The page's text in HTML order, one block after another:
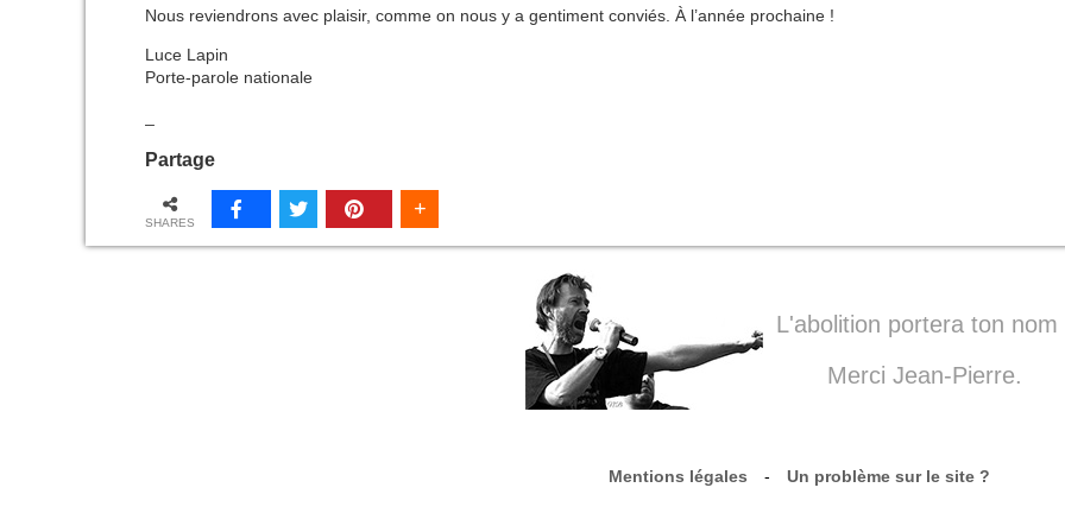
Nous reviendrons avec plaisir, comme on nous y a gentiment conviés. À l’année prochaine !
Luce Lapin
Porte-parole nationale
Partage
SHARES
L'abolition portera ton nom
Merci Jean-Pierre.
Mentions légales - Un problème sur le site ?